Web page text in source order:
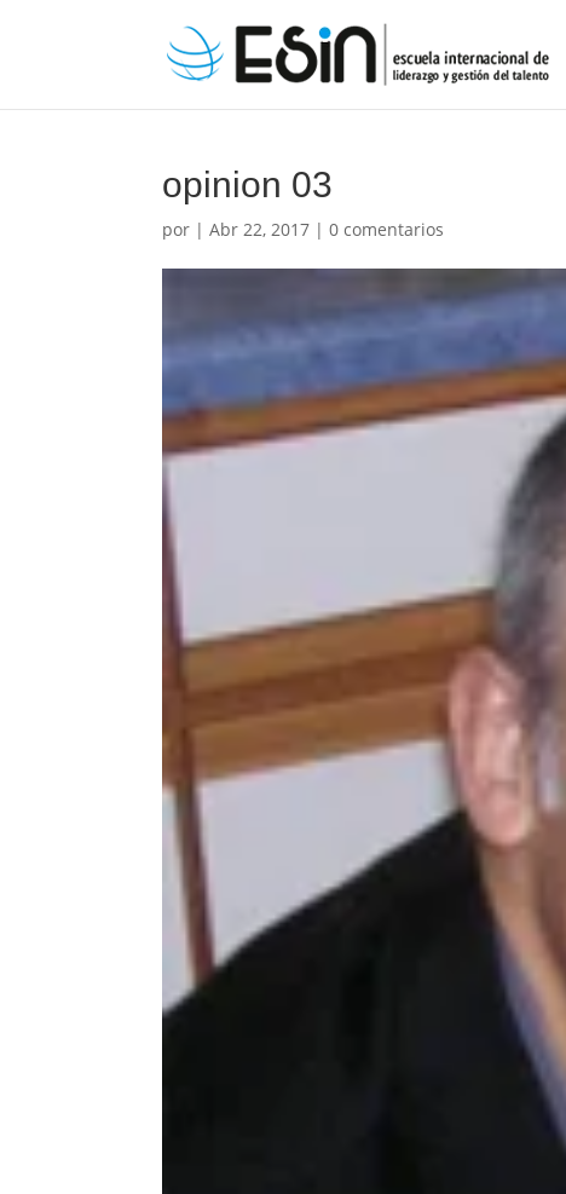
opinion 03
por |Abr 22, 2017 |0 comentarios